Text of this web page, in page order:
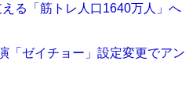
る「筋トレ人口1640万人」へ
「ゼイチョー」設定変更でアン